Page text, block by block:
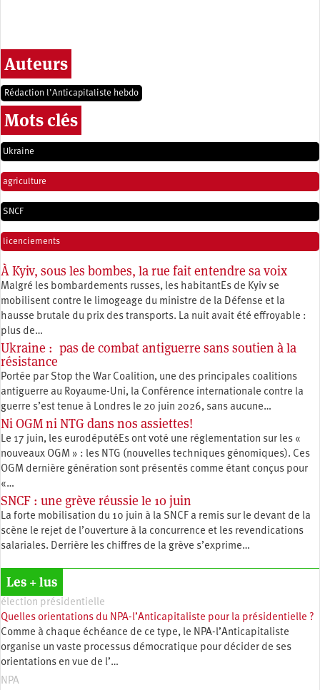
Auteurs
Rédaction l’Anticapitaliste hebdo
Mots clés
Ukraine
agriculture
SNCF
licenciements
À Kyiv, sous les bombes, la rue fait entendre sa voix
Malgré les bombardements russes, les habitantEs de Kyiv se
mobilisent contre le limogeage du ministre de la Défense et la
hausse brutale du prix des transports. La nuit avait été effroyable :
plus de…
Ukraine : pas de combat antiguerre sans soutien à la
résistance
Portée par Stop the War Coalition, une des principales coalitions
antiguerre au Royaume-Uni, la Conférence internationale contre la
guerre s’est tenue à Londres le 20 juin 2026, sans aucune…
Ni OGM ni NTG dans nos assiettes!
Le 17 juin, les eurodéputéEs ont voté une réglementation sur les «
nouveaux OGM » : les NTG (nouvelles techniques génomiques). Ces
OGM dernière génération sont présentés comme étant conçus pour
«…
SNCF : une grève réussie le 10 juin
La forte mobilisation du 10 juin à la SNCF a remis sur le devant de la
scène le rejet de l’ouverture à la concurrence et les revendications
salariales. Derrière les chiffres de la grève s’exprime…
Les + lus
élection présidentielle
Quelles orientations du NPA-l’Anticapitaliste pour la présidentielle ?
Comme à chaque échéance de ce type, le NPA-l’Anticapitaliste
organise un vaste processus démocratique pour décider de ses
orientations en vue de l’…
NPA